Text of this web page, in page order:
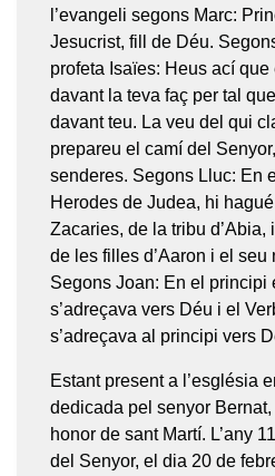
l’evangeli segons Marc:
Jesucrist, fill de Déu.
profeta Isaïes: Heus ací que
davant la teva faç per tal
davant teu. La veu del qui
prepareu el camí del
senderes. Segons Lluc: En
Herodes de Judea, hi
Zacaries, de la tribu d’Abia,
de les filles d’Aaron i el seu
Segons Joan: En el principi
s’adreçava vers Déu i el
s’adreçava al principi vers
Estant present a l’església
dedicada pel senyor Bernat,
honor de sant Martí. L’any
del Senyor, el dia 20 de